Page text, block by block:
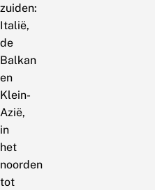
zuiden:
Italië,
de
Balkan
en
Klein-
Azië,
in
het
noorden
tot